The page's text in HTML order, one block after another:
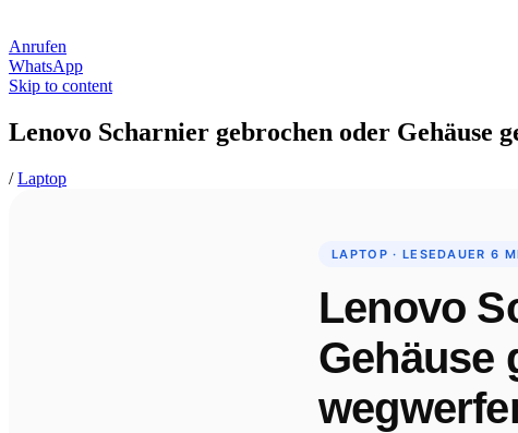
Anrufen
WhatsApp
Skip to content
Lenovo Scharnier gebrochen oder Gehäuse
/Laptop
LAPTOP · LESEDAUER 6
Lenovo
Gehäuse